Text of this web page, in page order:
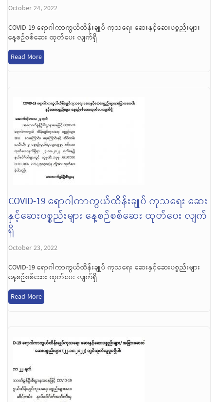
October 24, 2022
COVID-19 ရောဂါကာကွယ်ထိန်းချုပ် ကုသရေး ဆေးနှင့်ဆေးပစ္စည်းများ
နေ့စဉ်စစ်ဆေး ထုတ်ပေး လျက်ရှိ
Read More
COVID-19 ရောဂါကာကွယ်ထိန်းချုပ် ကုသရေး ဆေး
နှင့်ဆေးပစ္စည်းများ နေ့စဉ်စစ်ဆေး ထုတ်ပေး လျက်
ရှိ
October 23, 2022
COVID-19 ရောဂါကာကွယ်ထိန်းချုပ် ကုသရေး ဆေးနှင့်ဆေးပစ္စည်းများ
နေ့စဉ်စစ်ဆေး ထုတ်ပေး လျက်ရှိ
Read More